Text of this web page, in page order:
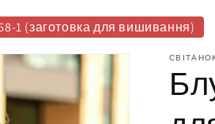
1 (заготовка для вишивання)